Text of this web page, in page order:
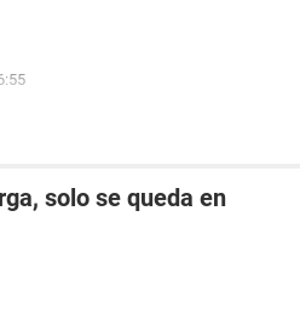
solo se queda en